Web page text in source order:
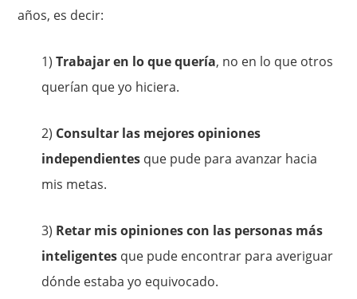
años, es decir:
1)Trabajar en lo que quería, no en lo que otros
querían que yo hiciera.
2) Consultar las mejores opiniones
independientes que pude para avanzar hacia
mis metas.
3) Retar mis opiniones con las personas más
inteligentes que pude encontrar para averiguar
dónde estaba yo equivocado.